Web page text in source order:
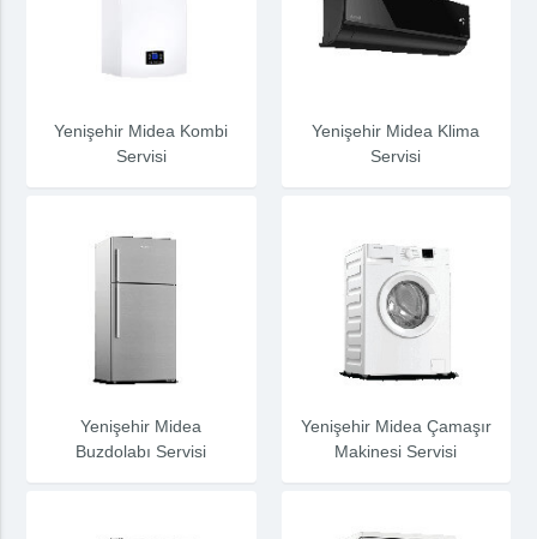
Yenişehir Midea Kombi
Servisi
Yenişehir Midea Klima
Servisi
Yenişehir Midea
Buzdolabı Servisi
Yenişehir Midea Çamaşır
Makinesi Servisi